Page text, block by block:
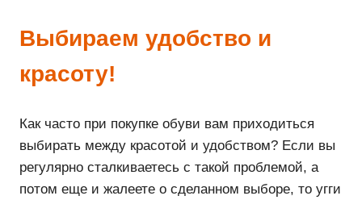
Выбираем удобство и
красоту!
Как часто при покупке обуви вам приходиться
выбирать между красотой и удобством? Если вы
регулярно сталкиваетесь с такой проблемой, а
потом еще и жалеете о сделанном выборе, то угги